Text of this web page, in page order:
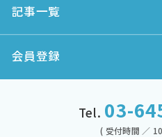
記事一覧
会員登録
Tel. 03-
( 受付時間 ／